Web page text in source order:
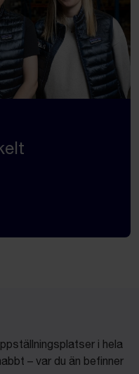
i hela
– var du än befinner